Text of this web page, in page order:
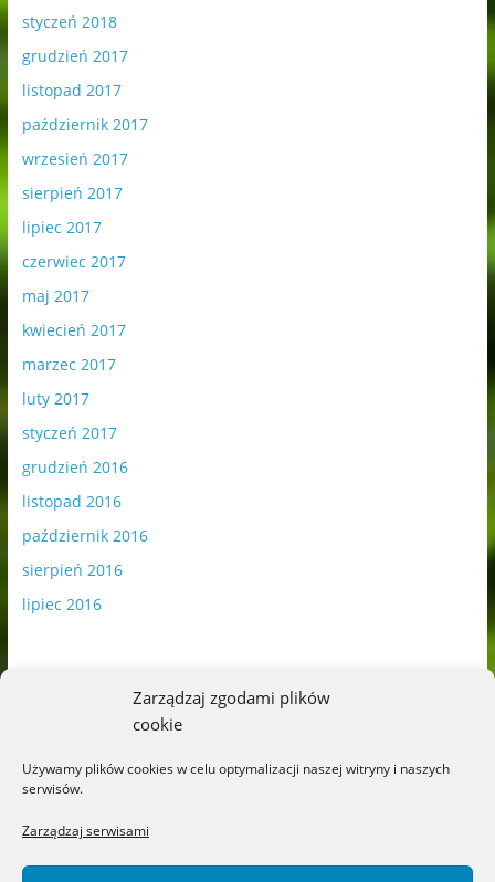
Zarządzaj zgodami plików
cookie
Używamy plików cookies w celu optymalizacji naszej witryny i naszych
serwisów.
Zarządzaj serwisami
styczeń 2018
grudzień 2017
listopad 2017
październik 2017
wrzesień 2017
sierpień 2017
lipiec 2017
czerwiec 2017
maj 2017
kwiecień 2017
marzec 2017
luty 2017
styczeń 2017
grudzień 2016
listopad 2016
październik 2016
sierpień 2016
lipiec 2016